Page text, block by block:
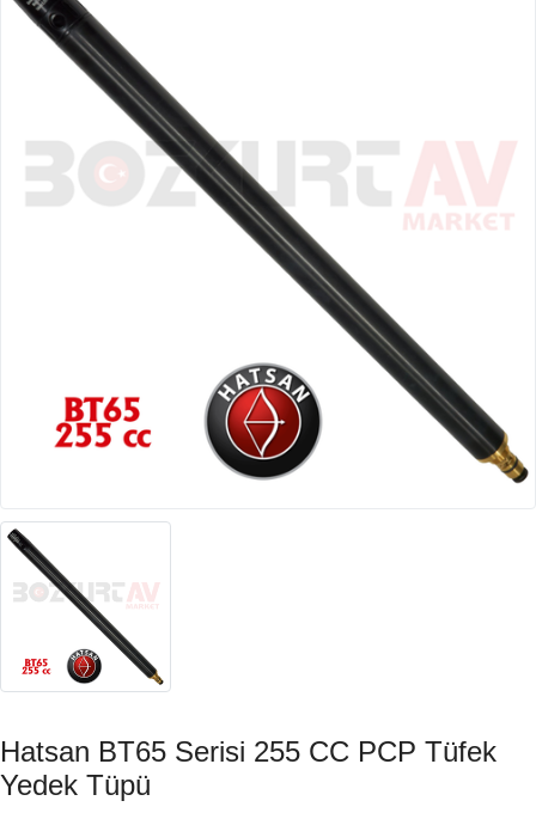
Hatsan BT65 Serisi 255 CC PCP Tüfek
Yedek Tüpü